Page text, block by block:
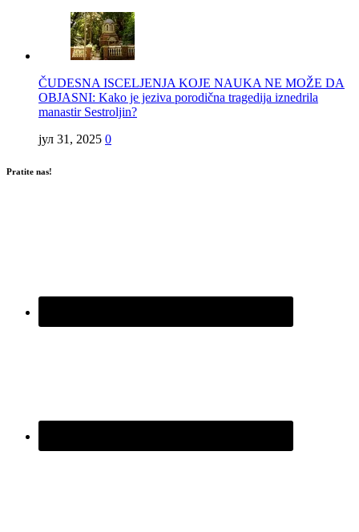
ČUDESNA ISCELJENJA KOJE NAUKA NE MOŽE DA
OBJASNI: Kako je jeziva porodična tragedija iznedrila
manastir Sestroljin?
јул 31, 2025 0
Pratite nas!